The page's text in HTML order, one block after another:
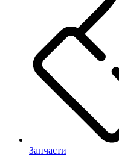
Запчасти